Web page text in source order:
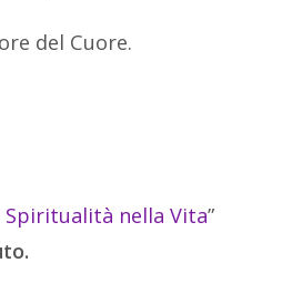
del Cuore.
Spiritualità nella Vita”